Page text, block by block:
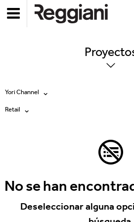
Yori Channel
Todos los productos
Mood Evo
Traceline System
Retail
No se han
Deseleccionar alguna